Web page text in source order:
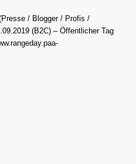
/ Blogger / Profis /
(B2C) – Öffentlicher Tag